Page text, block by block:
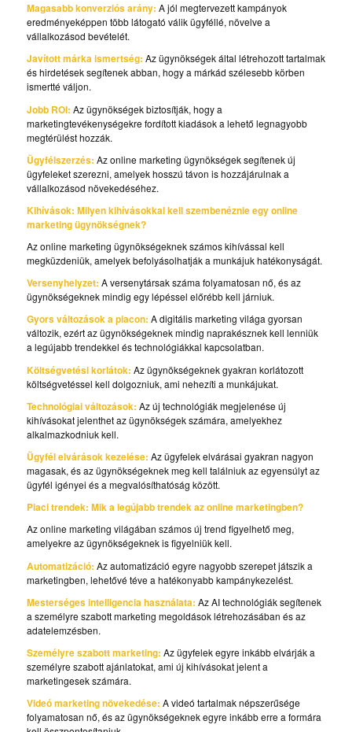
Magasabb konverziós arány: A jól megtervezett kampányok
eredményeképpen több látogató válik ügyféllé, növelve a
vállalkozásod bevételét.
Javított márka ismertség: Az ügynökségek által létrehozott tartalmak
és hirdetések segítenek abban, hogy a márkád szélesebb körben
ismertté váljon.
Jobb ROI: Az ügynökségek biztosítják, hogy a
marketingtevékenységekre fordított kiadások a lehető legnagyobb
megtérülést hozzák.
Ügyfélszerzés: Az online marketing ügynökségek segítenek új
ügyfeleket szerezni, amelyek hosszú távon is hozzájárulnak a
vállalkozásod növekedéséhez.
Kihívások: Milyen kihívásokkal kell szembenéznie egy online
marketing ügynökségnek?
Az online marketing ügynökségeknek számos kihívással kell
megküzdeniük, amelyek befolyásolhatják a munkájuk hatékonyságát.
Versenyhelyzet: A versenytársak száma folyamatosan nő, és az
ügynökségeknek mindig egy lépéssel előrébb kell járniuk.
Gyors változások a piacon: A digitális marketing világa gyorsan
változik, ezért az ügynökségeknek mindig naprakésznek kell lenniük
a legújabb trendekkel és technológiákkal kapcsolatban.
Költségvetési korlátok: Az ügynökségeknek gyakran korlátozott
költségvetéssel kell dolgozniuk, ami nehezíti a munkájukat.
Technológiai változások: Az új technológiák megjelenése új
kihívásokat jelenthet az ügynökségek számára, amelyekhez
alkalmazkodniuk kell.
Ügyfél elvárások kezelése: Az ügyfelek elvárásai gyakran nagyon
magasak, és az ügynökségeknek meg kell találniuk az egyensúlyt az
ügyfél igényei és a megvalósíthatóság között.
Piaci trendek: Mik a legújabb trendek az online marketingben?
Az online marketing világában számos új trend figyelhető meg,
amelyekre az ügynökségeknek is figyelniük kell.
Automatizáció: Az automatizáció egyre nagyobb szerepet játszik a
marketingben, lehetővé téve a hatékonyabb kampánykezelést.
Mesterséges intelligencia használata: Az AI technológiák segítenek
a személyre szabott marketing megoldások létrehozásában és az
adatelemzésben.
Személyre szabott marketing: Az ügyfelek egyre inkább elvárják a
személyre szabott ajánlatokat, ami új kihívásokat jelent a
marketingesek számára.
Videó marketing növekedése: A videó tartalmak népszerűsége
folyamatosan nő, és az ügynökségeknek egyre inkább erre a formára